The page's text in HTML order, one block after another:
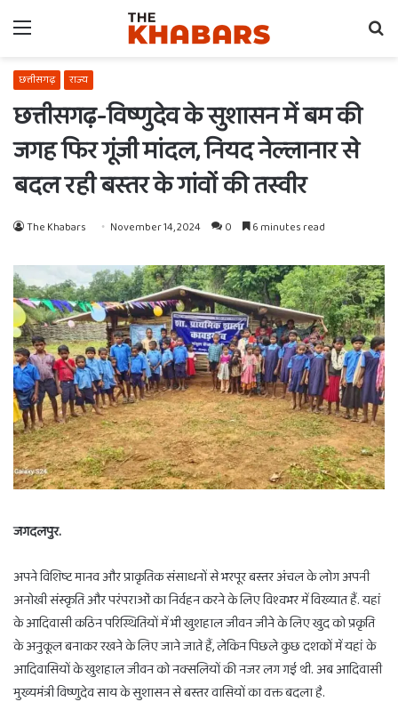
Menu
छत्तीसगढ़ राज्य
छत्तीसगढ़-विष्णुदेव के सुशासन में बम की
जगह फिर गूंजी मांदल, नियद नेल्लानार से
बदल रही बस्तर के गांवों की तस्वीर
The Khabars November 14, 2024 0 6 minutes read
जगदलपुर.
अपने विशिष्ट मानव और प्राकृतिक संसाधनों से भरपूर बस्तर अंचल के लोग अपनी
अनोखी संस्कृति और परंपराओं का निर्वहन करने के लिए विश्वभर में विख्यात हैं. यहां
के आदिवासी कठिन परिस्थितियों में भी खुशहाल जीवन जीने के लिए खुद को प्रकृति
के अनुकूल बनाकर रखने के लिए जाने जाते हैं, लेकिन पिछले कुछ दशकों में यहां के
आदिवासियों के खुशहाल जीवन को नक्सलियों की नजर लग गई थी. अब आदिवासी
मुख्यमंत्री विष्णुदेव साय के सुशासन से बस्तर वासियों का वक्त बदला है.